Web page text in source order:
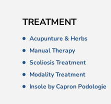
TREATMENT
Acupunture & Herbs
Manual Therapy
Scoliosis Treatment
Modality Treatment
Insole by Capron Podologie